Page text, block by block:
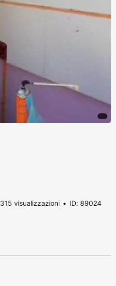
315 visualizzazioni ID: 89024